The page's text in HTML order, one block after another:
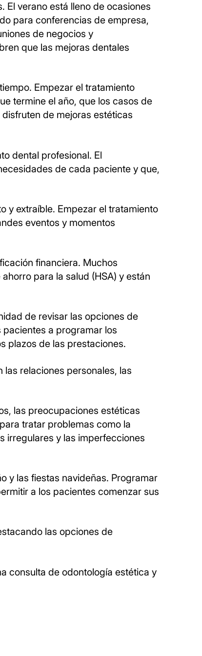
El verano está lleno de ocasiones
para conferencias de empresa,
de negocios y
que las mejoras dentales
Empezar el tratamiento
termine el año, que los casos de
de mejoras estéticas
dental profesional. El
de cada paciente y que,
y extraíble. Empezar el tratamiento
eventos y momentos
financiera. Muchos
para la salud (HSA) y están
de revisar las opciones de
a programar los
plazos de las prestaciones.
relaciones personales, las
las preocupaciones estéticas
tratar problemas como la
irregulares y las imperfecciones
y las fiestas navideñas. Programar
a los pacientes comenzar sus
las opciones de
consulta de odontología estética y